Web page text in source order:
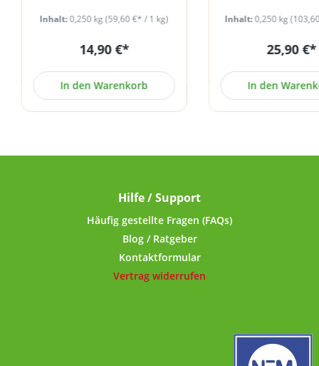
ausschließlich
in Deutschland gereinigt,
schonende Trocknung und
feine Vermahlung (ca. 120
Standbodenbeutel aus
Kraftpapier (aluminiumfrei!)
mit wiederverschließbarem
Druckverschluss.
Inhalt:0,250 kg(59,60 €* / 1 kg)
14,90 €*
In den Warenkorb
Zusätze und
mit
Entsprechend der
uns verwendete
Pulver wird
pflanzlicher Basis
Inhalt:0,250 kg
25,90 €*
In den
Hilfe / Support
Häufig gestellte Fragen (FAQs)
Blog / Ratgeber
Kontaktformular
Vertrag widerrufen